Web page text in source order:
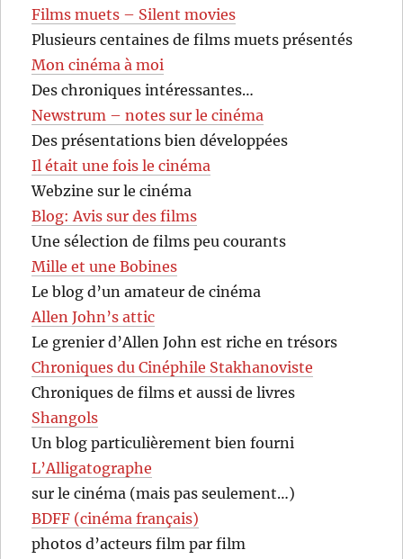
Films muets – Silent movies
Plusieurs centaines de films muets présentés
Mon cinéma à moi
Des chroniques intéressantes…
Newstrum – notes sur le cinéma
Des présentations bien développées
Il était une fois le cinéma
Webzine sur le cinéma
Blog: Avis sur des films
Une sélection de films peu courants
Mille et une Bobines
Le blog d’un amateur de cinéma
Allen John’s attic
Le grenier d’Allen John est riche en trésors
Chroniques du Cinéphile Stakhanoviste
Chroniques de films et aussi de livres
Shangols
Un blog particulièrement bien fourni
L’Alligatographe
sur le cinéma (mais pas seulement…)
BDFF (cinéma français)
photos d’acteurs film par film